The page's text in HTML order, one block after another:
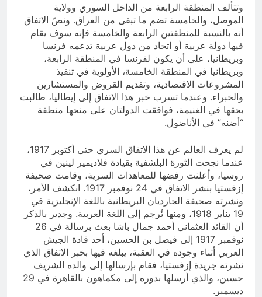
وتتألف المنطقة الرابعة من الداخل السوري وولاية
الموصل، والخامسة تضم ما تبقى من العراق. ونصّ الاتفاق
أنه بالنسبة للمنطقتين الرابعة والخامسة فإنه سوف يقام
فيها دولة عربية أو اتحاد من دول عربية تدعمه فرنسا
وبريطانيا، على أن يكون لفرنسا في المنطقة الرابعة،
وبريطانيا في المنطقة الخامسة، الأولوية في تنفيذ
المشروعات الاقتصادية، وتقديم القروض والمستشارين
والخبراء. وعندما تسرب خبر هذا الاتفاق إلى إيطاليا، طالبت
بحقها في الغنيمة، فوافقت الدولتان على منحها منطقة
“أضنه” في الأناضول.
لم يعرف العالم عن هذا الاتفاق السري حتى أكتوبر 1917،
عندما نجحت الثورة البلشفية بقيادة فلاديمير لينين في
روسيا، وأعلنت رفضها للمعاهدات السرية، وقامت صحيفة
إزفستيا بنشر الاتفاق في 24 نوفمبر 1917. انكشف الأمر،
ونشرته صحيفة الجارديان البريطانية باللغة الإنجليزية في
19 يناير 1918، ومنها تُرجم إلى اللغة العربية. وجدير بالذكر
أن القائد العثماني أحمد جمال باشا بعث برسالة في 26
نوفمبر 1917 إلى فيصل بن الحسين، أحد قادة الجيش
العربي أثناء وجوده في العقبة، يبلغه فيها بخبر الاتفاق الذي
نشرته جريدة إزفستيا، فقام بإرسالها إلى والده الشريف
حسين، والذي أرسلها بدوره إلى مكماهون بالقاهرة في 29
ديسمبر.